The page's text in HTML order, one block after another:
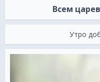
Всем
Утро